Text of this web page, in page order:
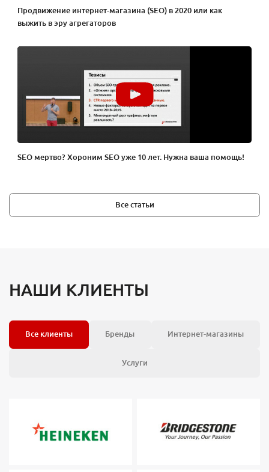
Продвижение интернет-магазина (SEO) в 2020 или как
выжить в эру агрегаторов
SEO мертво? Хороним SEO уже 10 лет. Нужна ваша помощь!
Все статьи
НАШИ КЛИЕНТЫ
Все клиенты Бренды Интернет-магазины
Услуги